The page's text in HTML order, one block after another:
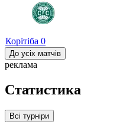
Корітіба 0
До усіх матчів
реклама
Статистика
Всі турніри